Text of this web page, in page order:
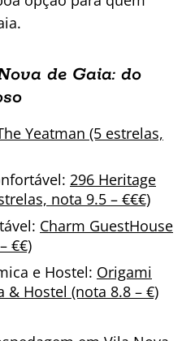
de Gaia: do
Yeatman (5 estrelas,
296 Heritage
nota 9.5 – €€€)
Charm GuestHouse
€€)
e Hostel: Origami
& Hostel (nota 8.8 – €)